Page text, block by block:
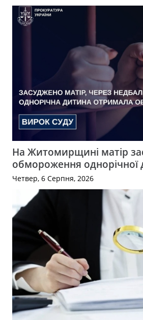
На Житомирщині матір
обмороження однорічної
Четвер, 6 Серпня, 2026